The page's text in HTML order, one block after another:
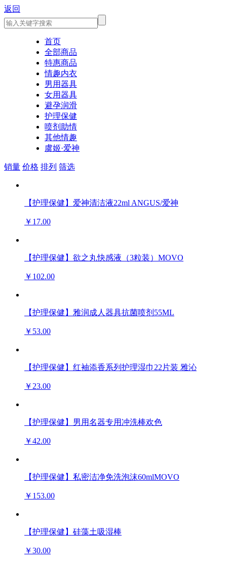
返回
首页
全部商品
特惠商品
情趣内衣
男用器具
女用器具
避孕润滑
护理保健
喷剂助情
其他情趣
虞姬·爱神
销量 价格 排列 筛选
【护理保健】爱神清洁液22ml ANGUS/爱神
￥17.00
【护理保健】欲之丸快感液（3粒装）MOVO
￥102.00
【护理保健】雅润成人器具抗菌喷剂55ML
￥53.00
【护理保健】红袖添香系列护理湿巾22片装 雅沁
￥23.00
【护理保健】男用名器专用冲洗棒欢色
￥42.00
【护理保健】私密洁净免洗泡沫60mlMOVO
￥153.00
【护理保健】硅藻土吸湿棒
￥30.00